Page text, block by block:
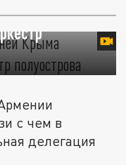
Дней Крыма
с чем в
делегация